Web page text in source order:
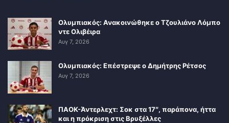
Ολυμπιακός: Ανακοινώθηκε ο Τζουλιάνο Λόμπο
ντε Ολιβέιρα
Αυγ 7, 2026
Ολυμπιακός: Επέστρεψε ο Δημήτρης Ρέτσος
Αυγ 7, 2026
ΠΑΟΚ-Άντερλεχτ: Σοκ στα 17″, παράπονα, ήττα
και η πρόκριση στις Βρυξέλλες